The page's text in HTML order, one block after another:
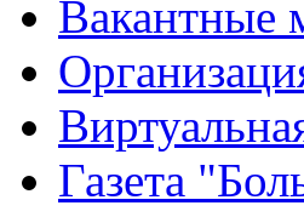
Вакантные
Газета